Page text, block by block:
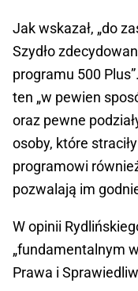
Jak wskazał, „do
Szydło
programu 500
ten „w pewien
oraz pewne
osoby, które
programowi
pozwalają im
W opinii
„fundamentalnym
Prawa i